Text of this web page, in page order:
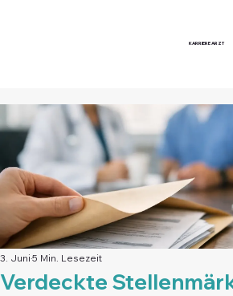
KARRIEREARZT
Verdeckte
3. Juni 5 Min. Lesezeit